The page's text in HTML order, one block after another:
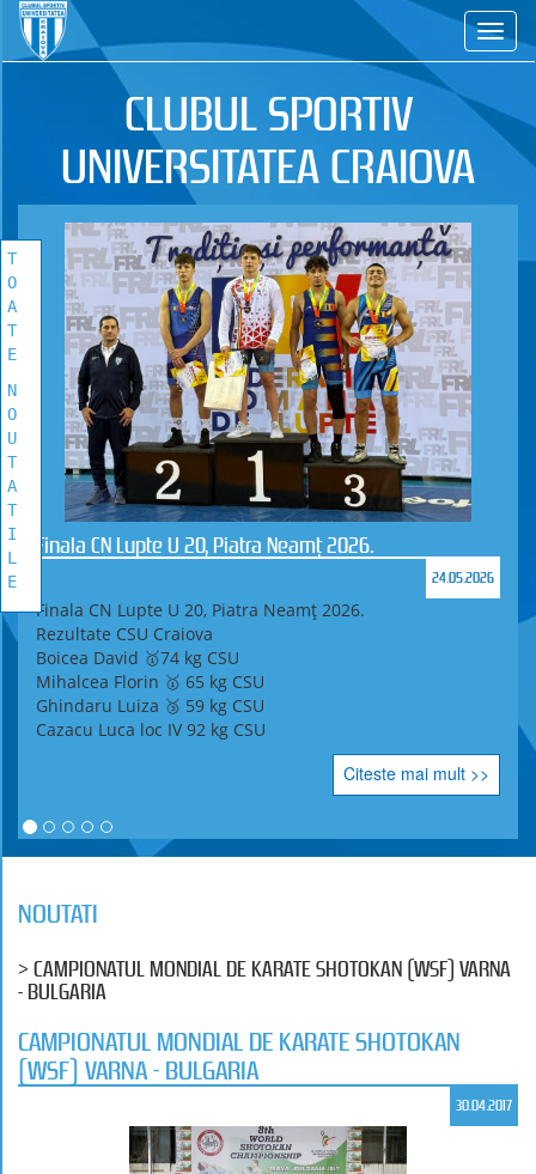
CS
CLUBUL SPORTIV
UNIVERSITATEA CRAIOVA
Finala CN Lupte U 20, Piatra Neamț 2026.
24.05.2026
Finala CN Lupte U 20, Piatra Neamț 2026.
Rezultate CSU Craiova
Boicea David 🥇74 kg CSU
Mihalcea Florin 🥇 65 kg CSU
Ghindaru Luiza 🥉 59 kg CSU
Cazacu Luca loc IV 92 kg CSU
Citeste mai mult >>
NOUTATI
> CAMPIONATUL MONDIAL DE KARATE SHOTOKAN (WSF) VARNA
- BULGARIA
CAMPIONATUL MONDIAL DE KARATE SHOTOKAN
(WSF) VARNA - BULGARIA
30.04.2017
TOATE
NOUTATILE
Vezi toate stirile!
T
O
A
T
E
N
O
U
T
A
T
I
L
E